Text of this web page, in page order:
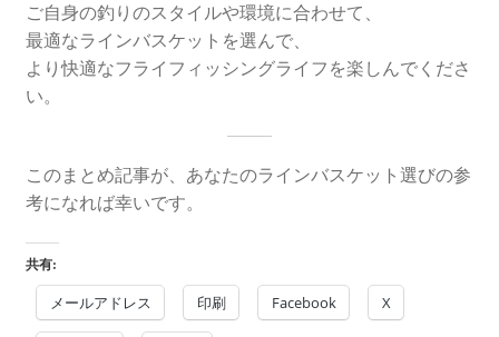
ご自身の釣りのスタイルや環境に合わせて、
最適なラインバスケットを選んで、
より快適なフライフィッシングライフを楽しんでくださ
い。
このまとめ記事が、あなたのラインバスケット選びの参
考になれば幸いです。
共有:
メールアドレス 印刷 Facebook X